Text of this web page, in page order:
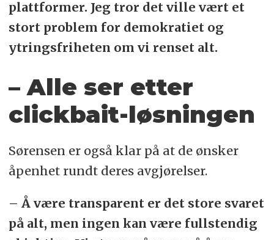
plattformer. Jeg tror det ville vært et
stort problem for demokratiet og
ytringsfriheten om vi renset alt.
– Alle ser etter
clickbait-løsningen
Sørensen er også klar på at de ønsker
åpenhet rundt deres avgjørelser.
– Å være transparent er det store svaret
på alt, men ingen kan være fullstendig